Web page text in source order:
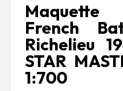
French
Richelieu
STAR
1:700